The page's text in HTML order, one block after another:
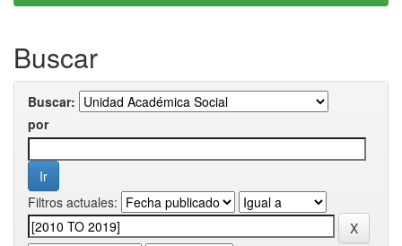
Buscar
Buscar:
por
Filtros actuales: